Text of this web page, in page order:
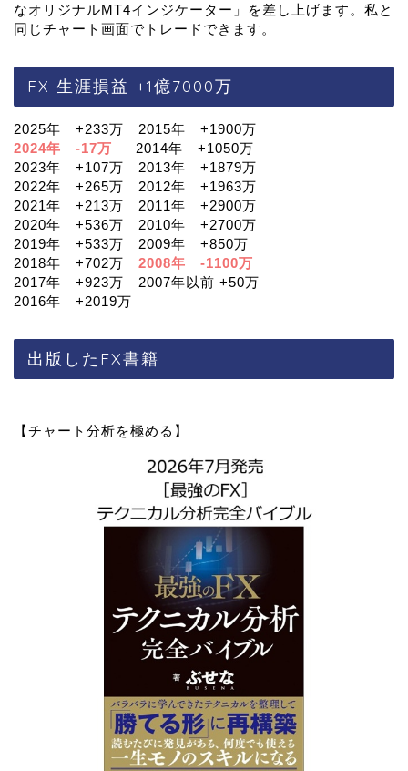
なオリジナルMT4インジケーター」を差し上げます。私と
同じチャート画面でトレードできます。
FX 生涯損益 +1億7000万
2025年 +233万 2015年 +1900万
2024年 -17万
2014年 +1050万
2023年 +107万 2013年 +1879万
2022年 +265万 2012年 +1963万
2021年 +213万 2011年 +2900万
2020年 +536万 2010年 +2700万
2019年 +533万 2009年 +850万
2018年 +702万 2008年 -1100万
2017年 +923万 2007年以前 +50万
2016年 +2019万
出版したFX書籍
【チャート分析を極める】